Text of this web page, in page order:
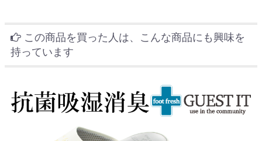
この商品を買った人は、こんな商品にも興味を
持っています